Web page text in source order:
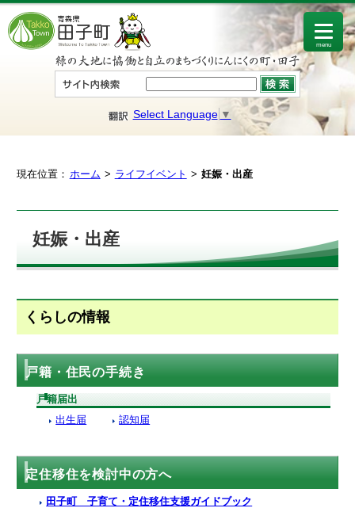
Select Language ▼
menu
現在位置： ホーム ライフイベント 妊娠・出産
妊娠・出産
くらしの情報
戸籍・住民の手続き
戸籍届出
出生届
認知届
定住移住を検討中の方へ
田子町 子育て・定住移住支援ガイドブック